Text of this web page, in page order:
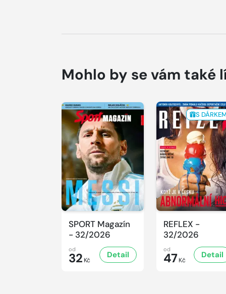
Mohlo by se vám také
SPORT Magazín
- 32/2026
od
32 Kč
Detail
S
REFLEX -
32/2026
od
47 Kč
Detail